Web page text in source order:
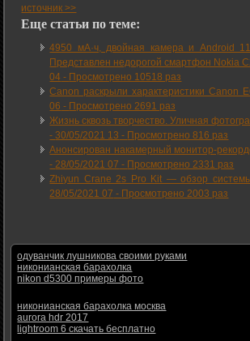
источник >>
Еще статьи по теме:
4950 мА·ч, двойная камера и Android
Представлен недорогой смартфон Nokia
04 - Просмотрено 10518 раз
Canon раскрыли характеристики Canon
06 - Просмотрено 2691 раз
Жизнь сквозь творчество. Уличная
-30/05/2021 13 - Просмотрено 816 раз
Анонсирован накамерный монитор-
-28/05/2021 07 - Просмотрено 2331 раз
Zhiyun Crane 2s Pro Kit — обзор
28/05/2021 07 - Просмотрено 2003 раз
одуванчик лушникова своими руками
никонианская барахолка
nikon d5300 примеры фото
никонианская барахолка москва
aurora hdr 2017
lightroom 6 скачать бесплатно